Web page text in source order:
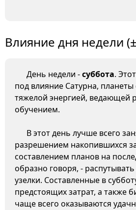
Влияние дня недели
День недели -суббота.
под влияние Сатурна, планеты
тяжелой энергией, ведающей
обучением.
В этот день лучше всего
разрешением накопившихся
составлением планов на
образно говоря, -
узелки. Составленные в
предстоящих затрат, а также
чаще всего оказываются